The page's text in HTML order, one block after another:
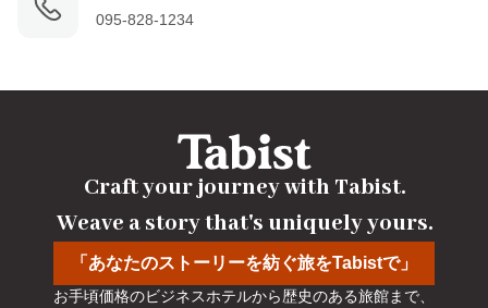
095-828-1234
「あなたのストーリーを紡ぐ旅をTabistで」
Craft your journey with Tabist.
Weave a story that's uniquely yours.
お手頃価格のビジネスホテルから歴史のある旅館まで、